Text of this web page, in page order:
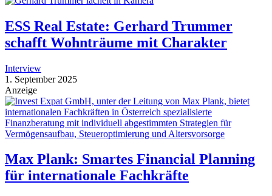
ESS Real Estate: Gerhard Trummer
schafft Wohnträume mit Charakter
Interview
1. September 2025
Anzeige
Max Plank: Smartes Financial Planning
für internationale Fachkräfte